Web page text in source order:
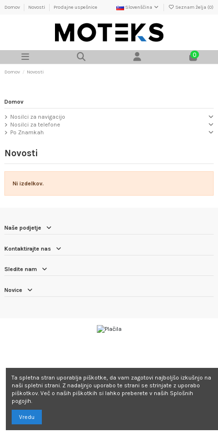
Domov Novosti Prodajne uspešnice Slovenščina Seznam želja (0)
0
Domov Novosti
Novosti
Ni izdelkov.
Domov
Nosilci za navigacijo
Nosilci za telefone
Po Znamkah
Naše podjetje
Kontaktirajte nas
Sledite nam
Novice
Ta spletna stran uporablja piškotke, da vam zagotovi najboljšo izkušnjo na
naši spletni strani. Z nadaljnjo uporabo te strani se strinjate z uporabo
piškotkov. Več o naših piškotkih si lahko preberete v naših Splošnih
pogojih.
Vredu